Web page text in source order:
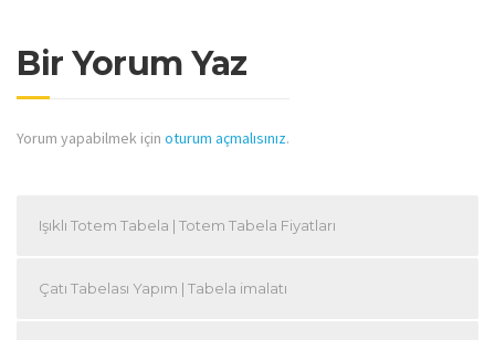
Bir Yorum Yaz
Yorum yapabilmek için oturum açmalısınız.
Işıklı Totem Tabela | Totem Tabela Fiyatları
Çatı Tabelası Yapım | Tabela imalatı